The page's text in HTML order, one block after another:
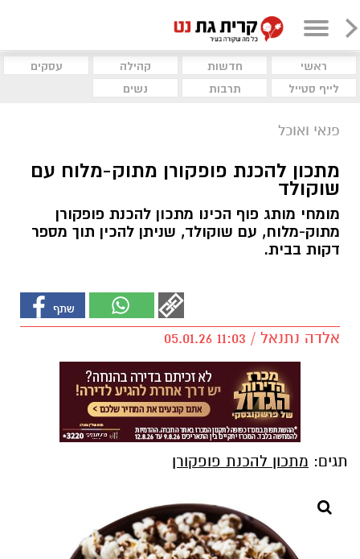
ראשי חדשות קהילה
עסקים
לייף סטייל
תרבות נשים
פנאי ואוכל
מתכון להכנת פופקורן מתוק-מלוח עם
שוקולד
מומחי מותג פוף הכינו מתכון להכנת פופקורן
מתוק-מלוח, עם שוקולד, שניתן להכין תוך מספר
דקות בבית.
אלדה נתנאל / 11:03 05.01.26
תגים: מתכון להכנת פופקורן